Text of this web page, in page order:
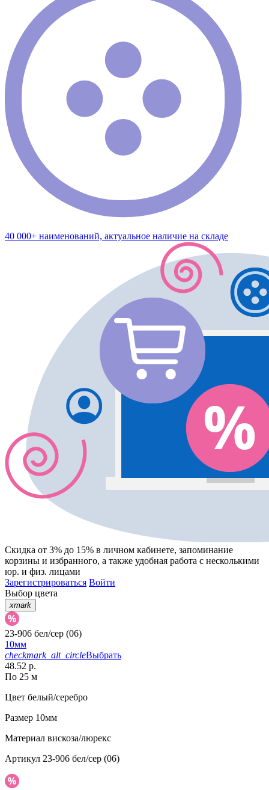
40 000+ наименований, актуальное наличие на складе
Скидка от 3% до 15% в личном кабинете, запоминание
корзины и избранного, а также удобная работа с несколькими
юр. и физ. лицами
Зарегистрироваться Войти
Выбор цвета
xmark
23-906 бел/сер (06)
10мм
checkmark_alt_circleВыбрать
48.52 р.
По 25 м
Цвет белый/серебро
Размер 10мм
Материал вискоза/люрекс
Артикул 23-906 бел/сер (06)